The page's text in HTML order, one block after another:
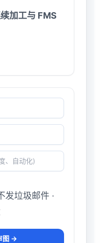
加工与 FMS
、自动化)
发垃圾邮件 ·
图 →